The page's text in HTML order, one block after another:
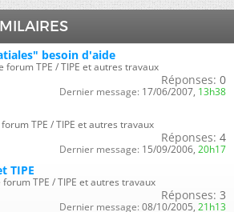
besoin d'aide
forum TPE / TIPE et autres travaux
Réponses: 0
Dernier message: 17/06/2007, 13h38
TPE / TIPE et autres travaux
Réponses: 4
Dernier message: 15/09/2006, 20h17
TIPE
TPE / TIPE et autres travaux
Réponses: 3
Dernier message: 08/10/2005, 21h13